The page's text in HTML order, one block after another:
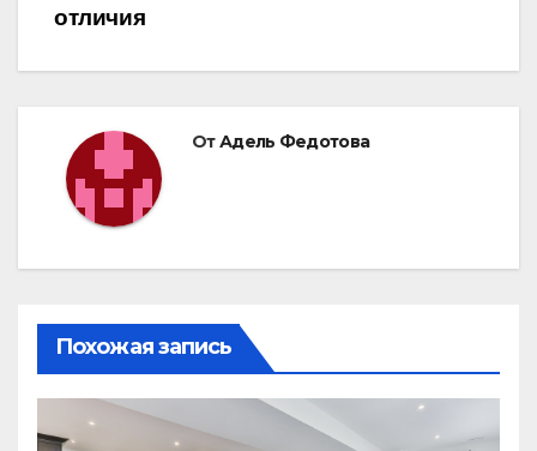
отличия
ОтАдель Федотова
Похожая запись